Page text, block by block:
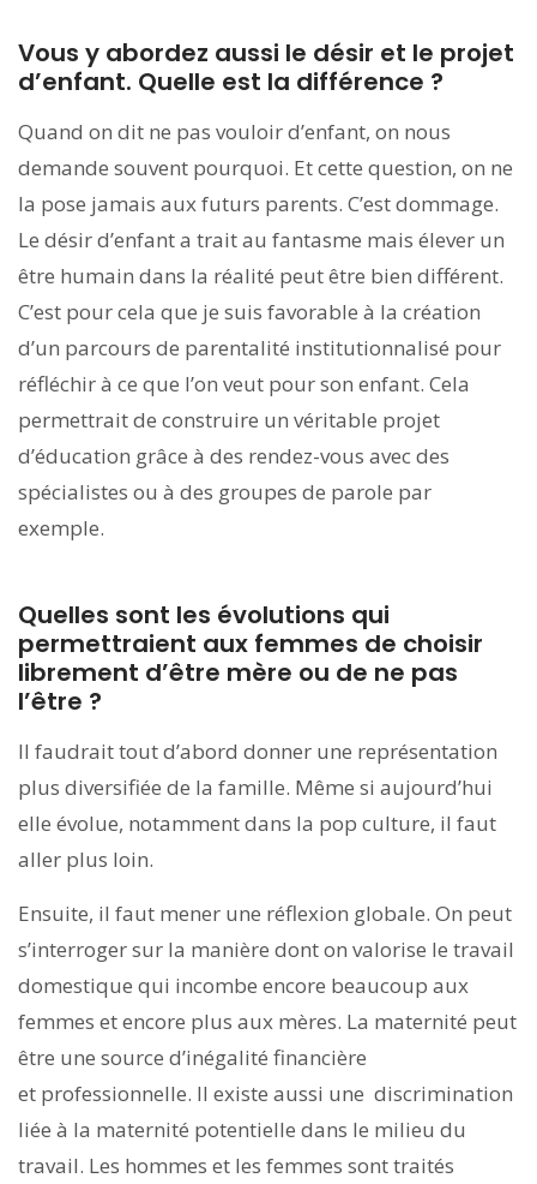
Vous y abordez aussi le désir et le projet
d’enfant. Quelle est la différence ?
Quand on dit ne pas vouloir d’enfant, on nous
demande souvent pourquoi. Et cette question, on ne
la pose jamais aux futurs parents. C’est dommage.
Le désir d’enfant a trait au fantasme mais élever un
être humain dans la réalité peut être bien différent.
C’est pour cela que je suis favorable à la création
d’un parcours de parentalité institutionnalisé pour
réfléchir à ce que l’on veut pour son enfant. Cela
permettrait de construire un véritable projet
d’éducation grâce à des rendez-vous avec des
spécialistes ou à des groupes de parole par
exemple.
Quelles sont les évolutions qui
permettraient aux femmes de choisir
librement d’être mère ou de ne pas
l’être ?
Il faudrait tout d’abord donner une représentation
plus diversifiée de la famille. Même si aujourd’hui
elle évolue, notamment dans la pop culture, il faut
aller plus loin.
Ensuite, il faut mener une réflexion globale. On peut
s’interroger sur la manière dont on valorise le travail
domestique qui incombe encore beaucoup aux
femmes et encore plus aux mères. La maternité peut
être une source d’inégalité financière
et professionnelle. Il existe aussi une discrimination
liée à la maternité potentielle dans le milieu du
travail. Les hommes et les femmes sont traités